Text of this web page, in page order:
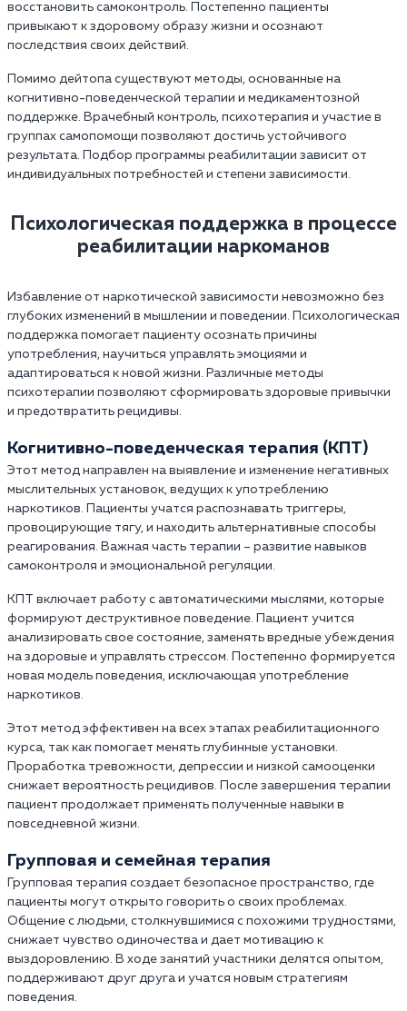
восстановить самоконтроль. Постепенно пациенты
привыкают к здоровому образу жизни и осознают
последствия своих действий.
Помимо дейтопа существуют методы, основанные на
когнитивно-поведенческой терапии и медикаментозной
поддержке. Врачебный контроль, психотерапия и участие в
группах самопомощи позволяют достичь устойчивого
результата. Подбор программы реабилитации зависит от
индивидуальных потребностей и степени зависимости.
Психологическая поддержка в процессе
реабилитации наркоманов
Избавление от наркотической зависимости невозможно без
глубоких изменений в мышлении и поведении. Психологическая
поддержка помогает пациенту осознать причины
употребления, научиться управлять эмоциями и
адаптироваться к новой жизни. Различные методы
психотерапии позволяют сформировать здоровые привычки
и предотвратить рецидивы.
Когнитивно-поведенческая терапия (КПТ)
Этот метод направлен на выявление и изменение негативных
мыслительных установок, ведущих к употреблению
наркотиков. Пациенты учатся распознавать триггеры,
провоцирующие тягу, и находить альтернативные способы
реагирования. Важная часть терапии – развитие навыков
самоконтроля и эмоциональной регуляции.
КПТ включает работу с автоматическими мыслями, которые
формируют деструктивное поведение. Пациент учится
анализировать свое состояние, заменять вредные убеждения
на здоровые и управлять стрессом. Постепенно формируется
новая модель поведения, исключающая употребление
наркотиков.
Этот метод эффективен на всех этапах реабилитационного
курса, так как помогает менять глубинные установки.
Проработка тревожности, депрессии и низкой самооценки
снижает вероятность рецидивов. После завершения терапии
пациент продолжает применять полученные навыки в
повседневной жизни.
Групповая и семейная терапия
Групповая терапия создает безопасное пространство, где
пациенты могут открыто говорить о своих проблемах.
Общение с людьми, столкнувшимися с похожими трудностями,
снижает чувство одиночества и дает мотивацию к
выздоровлению. В ходе занятий участники делятся опытом,
поддерживают друг друга и учатся новым стратегиям
поведения.